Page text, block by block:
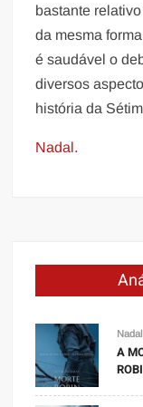
bastante
da mesma
é saudável o
diversos
história da
Nadal.
Nadal
A